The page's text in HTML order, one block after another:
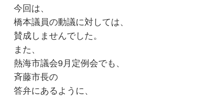
今回は、
橋本議員の動議に対しては、
賛成しませんでした。
また、
熱海市議会9月定例会でも、
斉藤市長の
答弁にあるように、